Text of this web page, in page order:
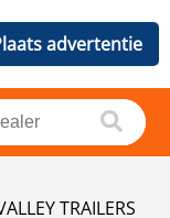
advertentie
TRAILERS